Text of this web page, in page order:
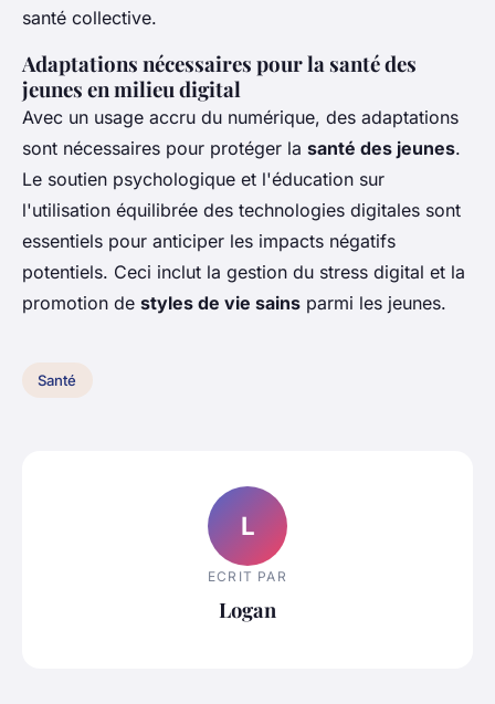
santé collective.
Adaptations nécessaires pour la santé des
jeunes en milieu digital
Avec un usage accru du numérique, des adaptations
sont nécessaires pour protéger la santé des jeunes.
Le soutien psychologique et l'éducation sur
l'utilisation équilibrée des technologies digitales sont
essentiels pour anticiper les impacts négatifs
potentiels. Ceci inclut la gestion du stress digital et la
promotion de styles de vie sains parmi les jeunes.
Santé
L
ECRIT PAR
Logan